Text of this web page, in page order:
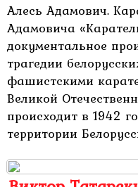
Алесь Адамович.
Адамовича
документальное
трагедии
фашистскими
Великой
происходит в 1942
территории